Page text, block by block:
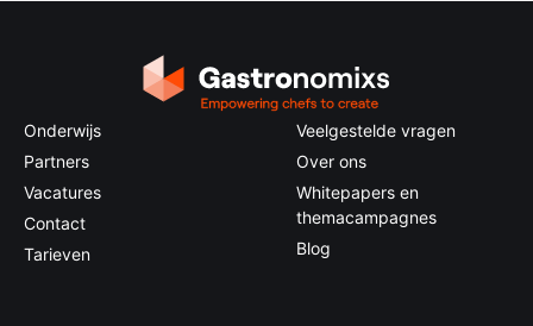
Onderwijs
Partners
Vacatures
Contact
Tarieven
Veelgestelde vragen
Over ons
Whitepapers en
themacampagnes
Blog